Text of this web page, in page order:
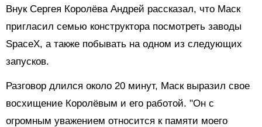
Внук Сергея Королёва Андрей рассказал, что Маск
пригласил семью конструктора посмотреть заводы
SpaceX, а также побывать на одном из следующих
запусков.
Разговор длился около 20 минут, Маск выразил свое
восхищение Королёвым и его работой. "Он с
огромным уважением относится к памяти моего